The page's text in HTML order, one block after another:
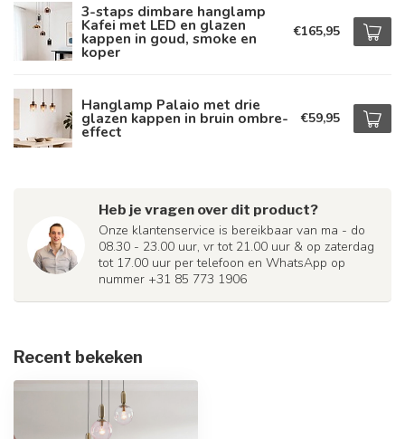
3-staps dimbare hanglamp
Kafei met LED en glazen
kappen in goud, smoke en
koper
€165,95
Hanglamp Palaio met drie
glazen kappen in bruin ombre-
effect
€59,95
Heb je vragen over dit product?
Onze klantenservice is bereikbaar van ma - do
08.30 - 23.00 uur, vr tot 21.00 uur & op zaterdag
tot 17.00 uur per telefoon en WhatsApp op
nummer +31 85 773 1906
Recent bekeken